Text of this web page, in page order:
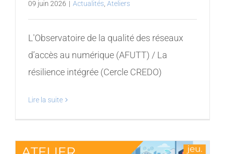
09 juin 2026 | Actualités Ateliers
L'Observatoire de la qualité des réseaux
d’accès au numérique (AFUTT) / La
résilience intégrée (Cercle CREDO)
Lire la suite